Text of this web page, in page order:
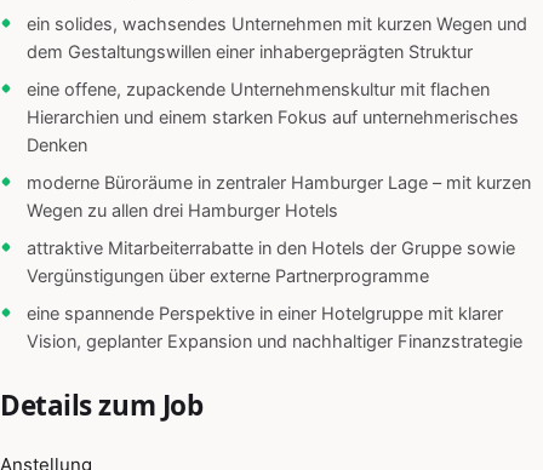
ein solides, wachsendes Unternehmen mit kurzen Wegen und
dem Gestaltungswillen einer inhabergeprägten Struktur
eine offene, zupackende Unternehmenskultur mit flachen
Hierarchien und einem starken Fokus auf unternehmerisches
Denken
moderne Büroräume in zentraler Hamburger Lage – mit kurzen
Wegen zu allen drei Hamburger Hotels
attraktive Mitarbeiterrabatte in den Hotels der Gruppe sowie
Vergünstigungen über externe Partnerprogramme
eine spannende Perspektive in einer Hotelgruppe mit klarer
Vision, geplanter Expansion und nachhaltiger Finanzstrategie
Details zum Job
Anstellung